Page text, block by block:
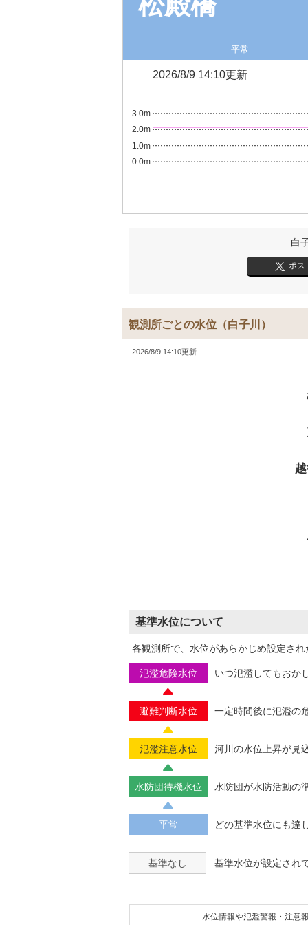
平常
2026/8/9 14:10更新
0.0m
1.0m
2.0m
3.0m
白
ポス
観測所ごとの水位 （白子川）
2026/8/9 14:10更新
基準水位について
各観測所で、水位があらかじめ設定さ
氾濫危険水位 いつ氾濫してもおか
避難判断水位 一定時間後に氾濫の
氾濫注意水位 河川の水位上昇が見
水防団待機水位 水防団が水防活動の
平常 どの基準水位にも達
基準なし 基準水位が設定され
水位情報や氾濫警報・注意